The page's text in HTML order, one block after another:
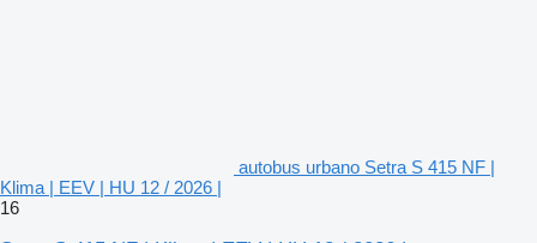
autobus urbano Setra S 415 NF |
Klima | EEV | HU 12 / 2026 |
16